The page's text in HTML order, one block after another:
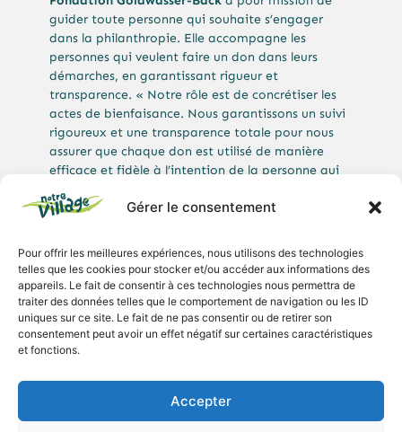
Gérer le consentement
Pour offrir les meilleures expériences, nous utilisons des technologies
telles que les cookies pour stocker et/ou accéder aux informations des
appareils. Le fait de consentir à ces technologies nous permettra de
traiter des données telles que le comportement de navigation ou les ID
uniques sur ce site. Le fait de ne pas consentir ou de retirer son
consentement peut avoir un effet négatif sur certaines caractéristiques
et fonctions.
Accepter
guider toute personne qui souhaite s’engager
dans la philanthropie. Elle accompagne les
personnes qui veulent faire un don dans leurs
démarches, en garantissant rigueur et
transparence. « Notre rôle est de concrétiser les
actes de bienfaisance. Nous garantissons un suivi
rigoureux et une transparence totale pour nous
assurer que chaque don est utilisé de manière
efficace et fidèle à l’intention de la personne qui
fondateur.
d’administrateur·ices bénévoles, issu·es de
différents horizons professionnels, qui
sélectionnent et accompagnent des projets
existants ou créent de nouveaux projets sur
mesure: « Nous assurons aussi le suivi des projets
sur le long terme. Les administrateur·ices les plus